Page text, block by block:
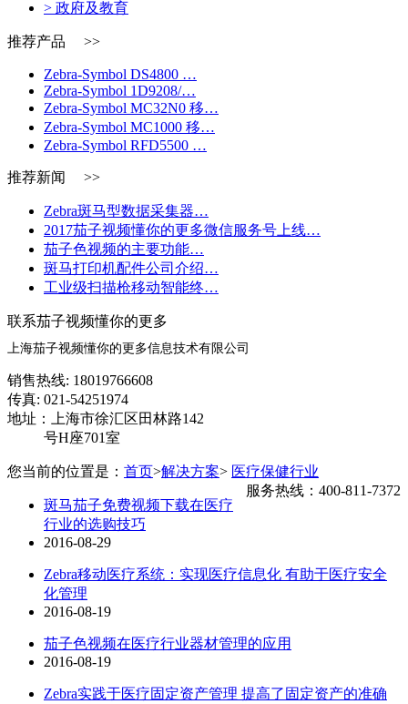
> 政府及教育
推荐产品 >>
Zebra-Symbol DS4800 …
Zebra-Symbol 1D9208/…
Zebra-Symbol MC32N0 移…
Zebra-Symbol MC1000 移…
Zebra-Symbol RFD5500 …
推荐新闻 >>
Zebra斑马型数据采集器…
2017茄子视频懂你的更多微信服务号上线…
茄子色视频的主要功能…
斑马打印机配件公司介绍…
工业级扫描枪移动智能终…
联系茄子视频懂你的更多
上海茄子视频懂你的更多信息技术有限公司
销售热线: 18019766608
传真: 021-54251974
地址：上海市徐汇区田林路142
号H座701室
您当前的位置是： 首页>解决方案> 医疗保健行业
服务热线：400-811-7372
斑马茄子免费视频下载在医疗
行业的选购技巧
2016-08-29
Zebra移动医疗系统：实现医疗信息化 有助于医疗安全
化管理
2016-08-19
茄子色视频在医疗行业器材管理的应用
2016-08-19
Zebra实践于医疗固定资产管理 提高了固定资产的准确